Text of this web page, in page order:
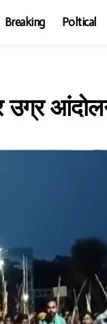
Breaking Poltical
उग्र